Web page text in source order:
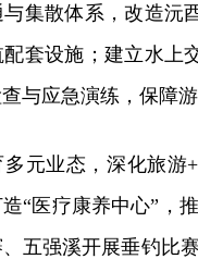
集散体系，改造沅
套设施；建立水上
与应急演练，保障游
多元业态，深化旅
“医疗康养中心”，
五强溪开展垂钓比